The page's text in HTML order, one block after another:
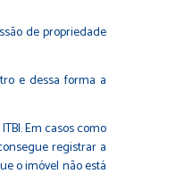
de propriedade
e dessa forma a
Em casos como
registrar a
o imóvel não está